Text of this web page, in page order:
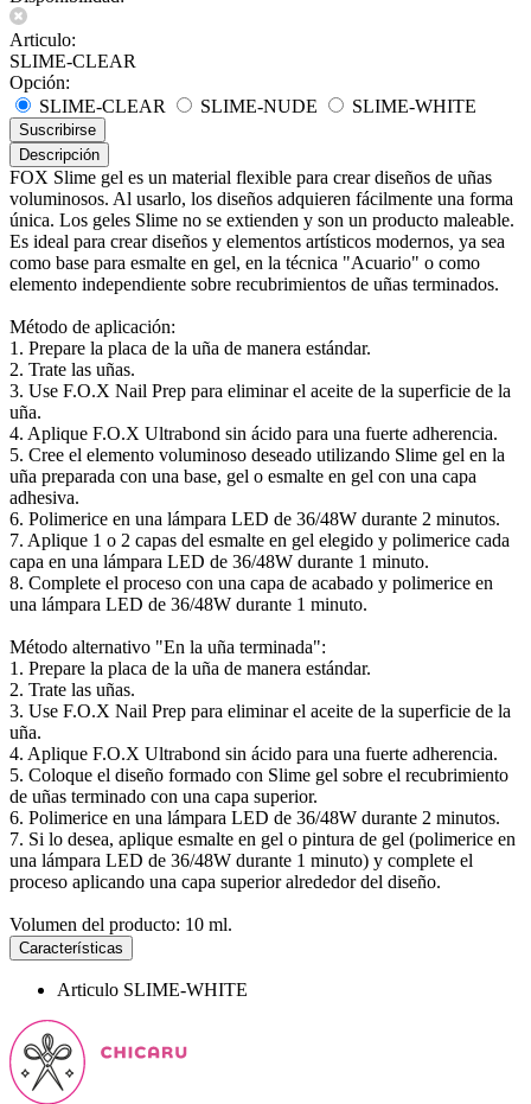
Articulo:
SLIME-CLEAR
Opción:
SLIME-CLEAR
SLIME-NUDE SLIME-WHITE
Suscribirse
Descripción
FOX Slime gel es un material flexible para crear diseños de uñas
voluminosos. Al usarlo, los diseños adquieren fácilmente una forma
única. Los geles Slime no se extienden y son un producto maleable.
Es ideal para crear diseños y elementos artísticos modernos, ya sea
como base para esmalte en gel, en la técnica "Acuario" o como
elemento independiente sobre recubrimientos de uñas terminados.
Método de aplicación:
1. Prepare la placa de la uña de manera estándar.
2. Trate las uñas.
3. Use F.O.X Nail Prep para eliminar el aceite de la superficie de la
uña.
4. Aplique F.O.X Ultrabond sin ácido para una fuerte adherencia.
5. Cree el elemento voluminoso deseado utilizando Slime gel en la
uña preparada con una base, gel o esmalte en gel con una capa
adhesiva.
6. Polimerice en una lámpara LED de 36/48W durante 2 minutos.
7. Aplique 1 o 2 capas del esmalte en gel elegido y polimerice cada
capa en una lámpara LED de 36/48W durante 1 minuto.
8. Complete el proceso con una capa de acabado y polimerice en
una lámpara LED de 36/48W durante 1 minuto.
Método alternativo "En la uña terminada":
1. Prepare la placa de la uña de manera estándar.
2. Trate las uñas.
3. Use F.O.X Nail Prep para eliminar el aceite de la superficie de la
uña.
4. Aplique F.O.X Ultrabond sin ácido para una fuerte adherencia.
5. Coloque el diseño formado con Slime gel sobre el recubrimiento
de uñas terminado con una capa superior.
6. Polimerice en una lámpara LED de 36/48W durante 2 minutos.
7. Si lo desea, aplique esmalte en gel o pintura de gel (polimerice en
una lámpara LED de 36/48W durante 1 minuto) y complete el
proceso aplicando una capa superior alrededor del diseño.
Volumen del producto: 10 ml.
Características
Articulo SLIME-WHITE